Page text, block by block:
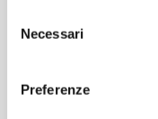
delNecessari
Preferenze